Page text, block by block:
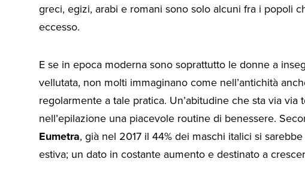
greci, egizi, arabi e romani sono solo alcuni fra i popoli
eccesso.
E se in epoca moderna sono soprattutto le donne a
vellutata, non molti immaginano come nell’antichità
regolarmente a tale pratica. Un’abitudine che sta via
nell’epilazione una piacevole routine di benessere.
Eumetra, già nel 2017 il 44% dei maschi italici si
estiva; un dato in costante aumento e destinato a